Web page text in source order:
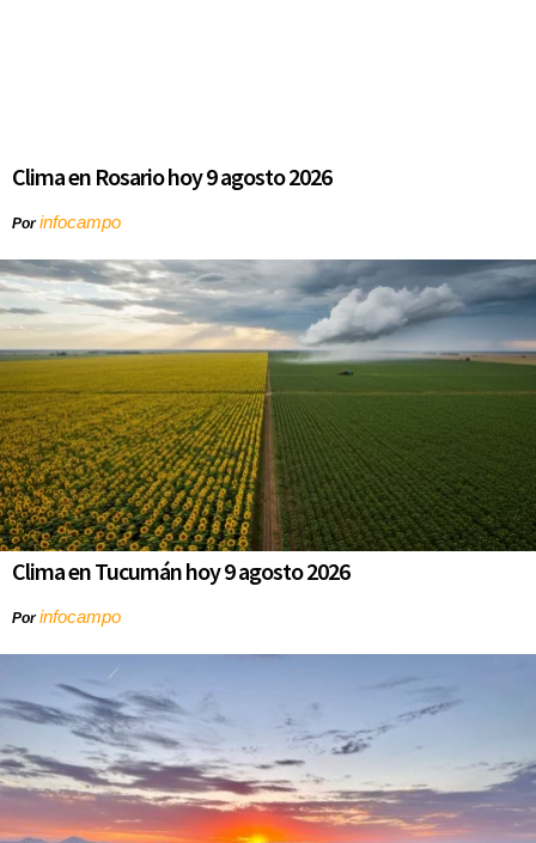
Clima en Rosario hoy 9 agosto 2026
Porinfocampo
Clima en Tucumán hoy 9 agosto 2026
Porinfocampo